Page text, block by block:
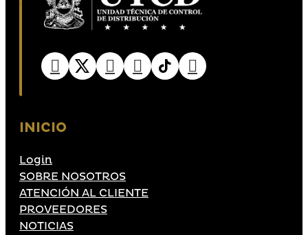
INICIO
Login
SOBRE NOSOTROS
ATENCIÓN AL CLIENTE
PROVEEDORES
NOTICIAS